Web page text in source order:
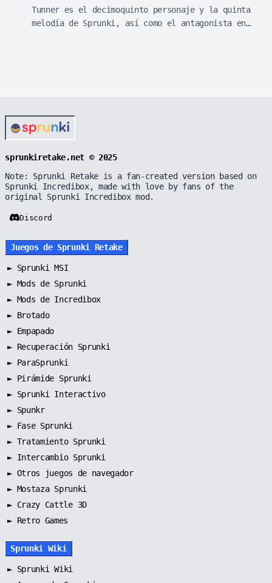
Tunner es el decimoquinto personaje y la quinta
melodía de Sprunki, así como el antagonista en
sprunkiretake.net © 2025
Note: Sprunki Retake is a fan-created version based on
Sprunki Incredibox, made with love by fans of the
original Sprunki Incredibox mod.
Discord
Juegos de Sprunki Retake
► Sprunki MSI
► Mods de Sprunki
► Mods de Incredibox
► Brotado
► Empapado
► Recuperación Sprunki
► ParaSprunki
► Pirámide Sprunki
► Sprunki Interactivo
► Spunkr
► Fase Sprunki
► Tratamiento Sprunki
► Intercambio Sprunki
► Otros juegos de navegador
► Mostaza Sprunki
► Crazy Cattle 3D
► Retro Games
Sprunki Wiki
► Sprunki Wiki